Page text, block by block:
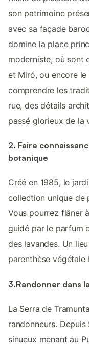
son patrimoine
avec sa façade
domine la place
moderniste, où sont
et Miró, ou encore
comprendre les
rue, des détails
passé glorieux de la
2. Faire
botanique
Créé en 1985, le
collection unique de
Vous pourrez flâner
guidé par le parfum
des lavandes. Un
parenthèse végétale
3.Randonner dans
La Serra de
randonneurs.
sinueux menant au